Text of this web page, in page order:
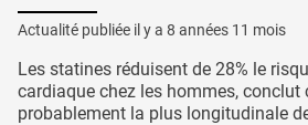
Actualité publiée il y a 8 années 11 mois
Les statines réduisent de 28% le
cardiaque chez les hommes, conclut
probablement la plus longitudinale